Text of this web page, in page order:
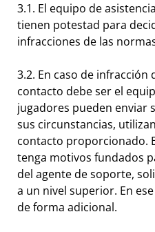
3.1. El equipo de
tienen potestad para
infracciones de las
3.2. En caso de infracción
contacto debe ser el
jugadores pueden enviar
sus circunstancias,
contacto proporcionado.
tenga motivos fundados
del agente de soporte,
a un nivel superior. En
de forma adicional.